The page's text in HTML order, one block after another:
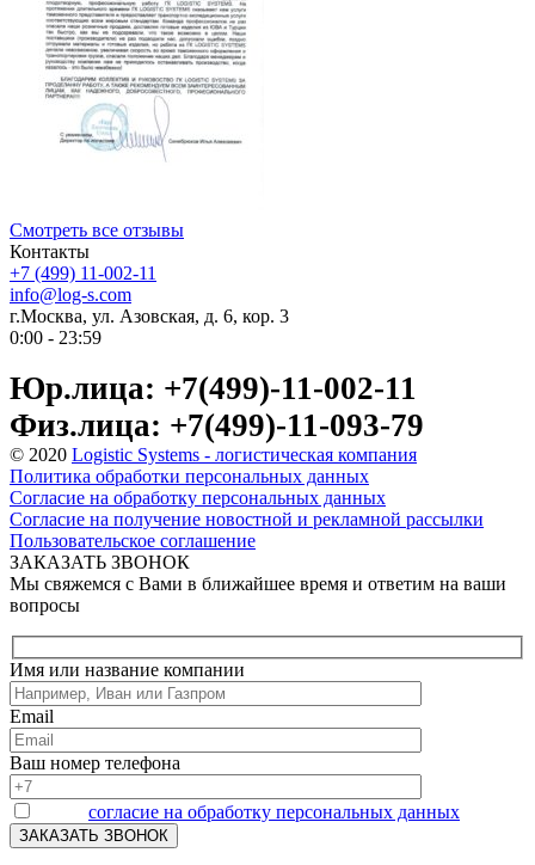
Смотреть все отзывы
Контакты
+7 (499) 11-002-11
info@log-s.com
г.Москва, ул. Азовская, д. 6, кор. 3
0:00 - 23:59
Юр.лица: +7(499)-11-002-11
Физ.лица: +7(499)-11-093-79
© 2020 Logistic Systems - логистическая компания
Политика обработки персональных данных
Согласие на обработку персональных данных
Согласие на получение новостной и рекламной рассылки
Пользовательское соглашение
ЗАКАЗАТЬ ЗВОНОК
Мы свяжемся с Вами в ближайшее время и ответим на ваши
вопросы
Имя или название компании
Email
Ваш номер телефона
согласие на обработку персональных данных